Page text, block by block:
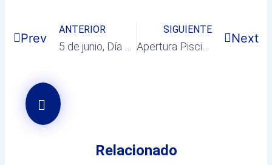
Prev
ANTERIOR SIGUIENTE
Next
Relacionado